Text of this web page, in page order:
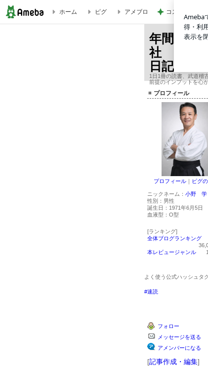
7つの習慣-成功には原則があった!/スティーブン・R・コヴィー 20098 |
ホーム ピグ アメブロ コストコで我
年間365
社 オー
日記
1日1冊の読書、武道稽
前提のインプットを心
プロフィール
プロフィール ｜ ピグ
ニックネーム： 小野 学
性別： 男性
誕生日： 1971年6月5日
血液型： O型
[ランキング]
全体ブログランキング
本レビュージャンル
よく使う公式ハッシュタ
#速読
フォロー
メッセージを送る
アメンバーになる
[記事作成・編集]